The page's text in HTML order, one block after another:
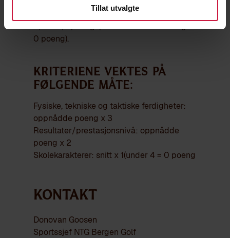
Tillat utvalgte
Karaktersnitt fra 10. trinn, etter 1. termin, gir
4,0 til 6,0 poeng. (Karaktersnitt under 4 gir
0 poeng).
Kriteriene vektes på
følgende måte:
Fysiske, tekniske og taktiske ferdigheter:
oppnådde poeng x 3
Resultater/prestasjonsnivå: oppnådde
poeng x 2
Skolekarakterer: snitt x 1(under 4 = 0 poeng
Kontakt
Donovan Goosen
Sportssjef NTG Bergen Golf